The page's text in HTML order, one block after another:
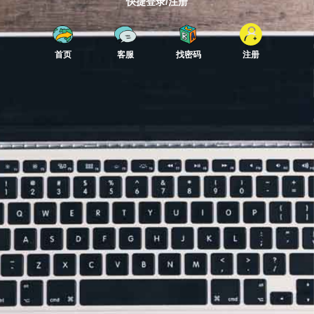
首页 客服 找密码 注册